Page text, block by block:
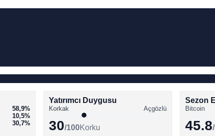
58,9%
10,5%
30,7%
Yatırımcı Duygusu
Korkak Açgözlü
30/100Korku
Sezon
Bitcoin
45.8